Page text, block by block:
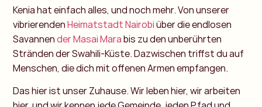
Kenia hat einfach alles, und noch mehr. Von unserer
vibrierendenHeimatstadt Nairobiüber die endlosen
Savannender Masai Marabis zu den unberührten
Stränden der Swahili-Küste. Dazwischen triffst du auf
Menschen, die dich mit offenen Armen empfangen.
Das hier ist unser Zuhause. Wir leben hier, wir arbeiten